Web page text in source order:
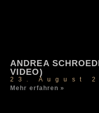
ANDREA
VIDEO)
23. August
Mehr erfahren »